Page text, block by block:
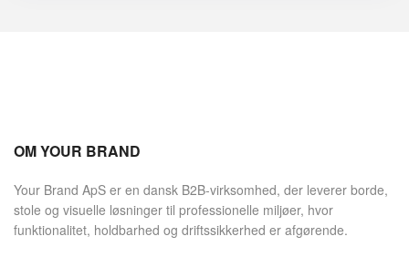
OM YOUR BRAND
Your Brand ApS er en dansk B2B-virksomhed, der leverer borde,
stole og visuelle løsninger til professionelle miljøer, hvor
funktionalitet, holdbarhed og driftssikkerhed er afgørende.